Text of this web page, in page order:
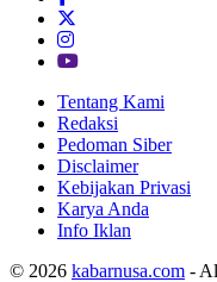
Tentang Kami
Redaksi
Pedoman Siber
Disclaimer
Kebijakan Privasi
Karya Anda
Info Iklan
© 2026 kabarnusa.com -